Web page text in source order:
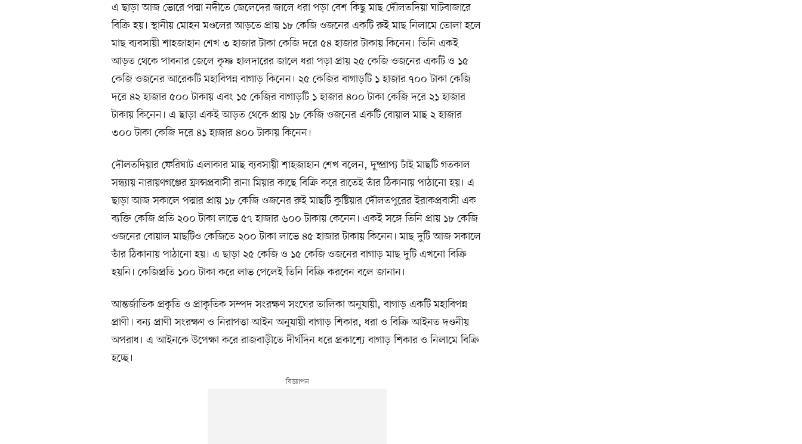
এ ছাড়া আজ ভোরে পদ্মা নদীতে জেলেদের জালে ধরা পড়া বেশ কিছু মাছ দৌলতদিয়া ঘাটবাজারে
বিক্রি হয়। স্থানীয় মোহন মণ্ডলের আড়তে প্রায় ১৮ কেজি ওজনের একটি রুই মাছ নিলামে তোলা হলে
মাছ ব্যবসায়ী শাহজাহান শেখ ৩ হাজার টাকা কেজি দরে ৫৪ হাজার টাকায় কিনেন। তিনি একই
আড়ত থেকে পাবনার জেলে কৃষ্ণ হালদারের জালে ধরা পড়া প্রায় ২৫ কেজি ওজনের একটি ও ১৫
কেজি ওজনের আরেকটি মহাবিপন্ন বাগাড় কিনেন। ২৫ কেজির বাগাড়টি ১ হাজার ৭০০ টাকা কেজি
দরে ৪২ হাজার ৫০০ টাকায় এবং ১৫ কেজির বাগাড়টি ১ হাজার ৪০০ টাকা কেজি দরে ২১ হাজার
টাকায় কিনেন। এ ছাড়া একই আড়ত থেকে প্রায় ১৮ কেজি ওজনের একটি বোয়াল মাছ ২ হাজার
৩০০ টাকা কেজি দরে ৪১ হাজার ৪০০ টাকায় কিনেন।
দৌলতদিয়ার ফেরিঘাট এলাকার মাছ ব্যবসায়ী শাহজাহান শেখ বলেন, দুষ্প্রাপ্য ঢাঁই মাছটি গতকাল
সন্ধ্যায় নারায়ণগঞ্জের ফ্রান্সপ্রবাসী রানা মিয়ার কাছে বিক্রি করে রাতেই তাঁর ঠিকানায় পাঠানো হয়। এ
ছাড়া আজ সকালে পদ্মার প্রায় ১৮ কেজি ওজনের রুই মাছটি কুষ্টিয়ার দৌলতপুরের ইরাকপ্রবাসী এক
ব্যক্তি কেজি প্রতি ২০০ টাকা লাভে ৫৭ হাজার ৬০০ টাকায় কেনেন। একই সঙ্গে তিনি প্রায় ১৮ কেজি
ওজনের বোয়াল মাছটিও কেজিতে ২০০ টাকা লাভে ৪৫ হাজার টাকায় কিনেন। মাছ দুটি আজ সকালে
তাঁর ঠিকানায় পাঠানো হয়। এ ছাড়া ২৫ কেজি ও ১৫ কেজি ওজনের বাগাড় মাছ দুটি এখনো বিক্রি
হয়নি। কেজিপ্রতি ১০০ টাকা করে লাভ পেলেই তিনি বিক্রি করবেন বলে জানান।
আন্তর্জাতিক প্রকৃতি ও প্রাকৃতিক সম্পদ সংরক্ষণ সংঘের তালিকা অনুযায়ী, বাগাড় একটি মহাবিপন্ন
প্রাণী। বন্য প্রাণী সংরক্ষণ ও নিরাপত্তা আইন অনুযায়ী বাগাড় শিকার, ধরা ও বিক্রি আইনত দণ্ডনীয়
অপরাধ। এ আইনকে উপেক্ষা করে রাজবাড়ীতে দীর্ঘদিন ধরে প্রকাশ্যে বাগাড় শিকার ও নিলামে বিক্রি
হচ্ছে।